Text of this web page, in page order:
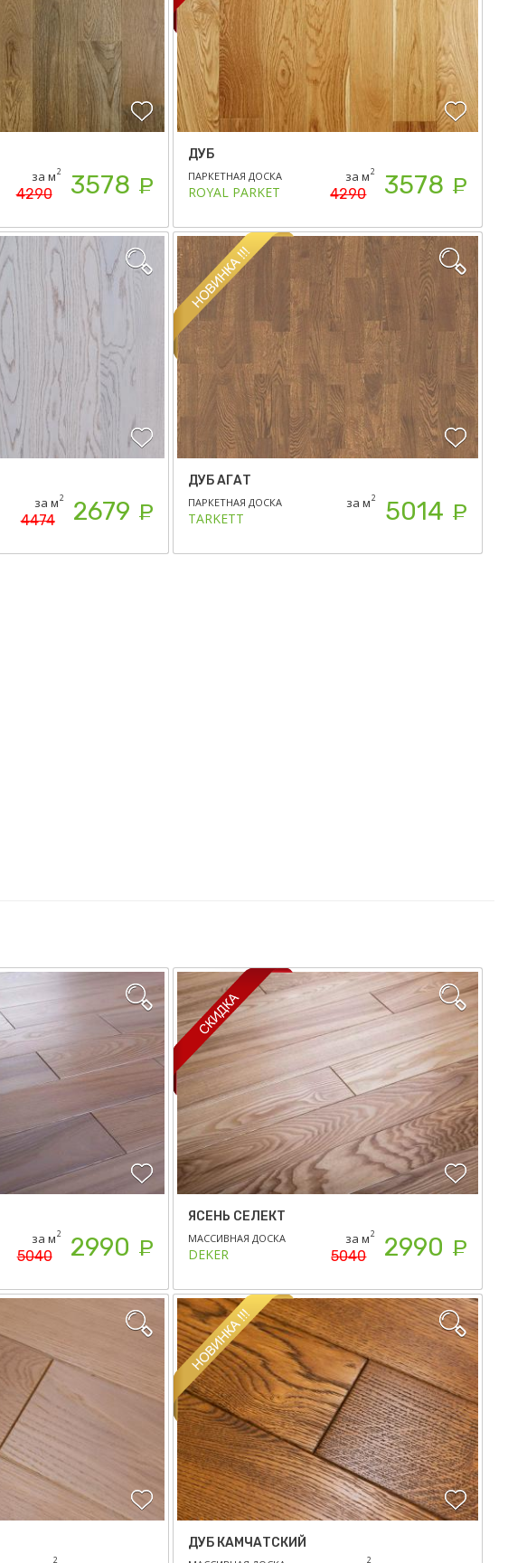
за м2 3578 Р
4290
ДУБ
ПАРКЕТНАЯ ДОСКА
ROYAL PARKET
за м2 3578 Р
4290
за м2 2679 Р
4474
ДУБ АГАТ
ПАРКЕТНАЯ ДОСКА
TARKETT
за м2 5014 Р
за м2 2990 Р
5040
ЯСЕНЬ СЕЛЕКТ
МАССИВНАЯ ДОСКА
DEKER
за м2 2990 Р
5040
2
ДУБ КАМЧАТСКИЙ
2